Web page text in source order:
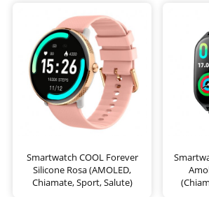
Smartwatch COOL Forever
Silicone Rosa (AMOLED,
Chiamate, Sport, Salute)